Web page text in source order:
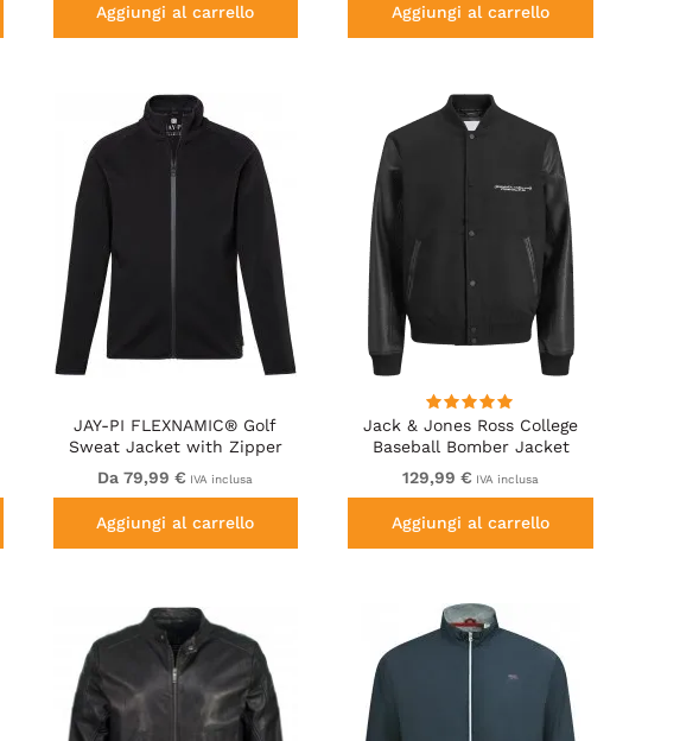
Aggiungi al carrello Aggiungi al carrello
JAY-PI FLEXNAMIC® Golf
Sweat Jacket with Zipper
Black
Da 79,99 € IVA inclusa
Aggiungi al carrello
Jack & Jones Ross College
Baseball Bomber Jacket
Black
129,99 € IVA inclusa
Aggiungi al carrello